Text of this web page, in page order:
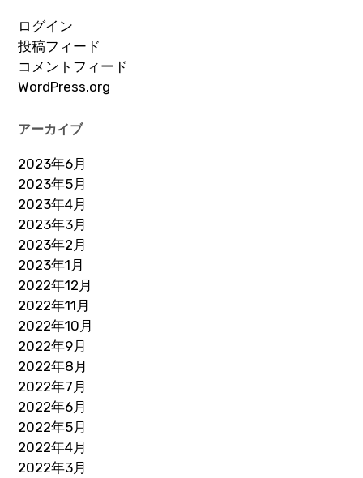
ログイン
投稿フィード
コメントフィード
WordPress.org
アーカイブ
2023年6月
2023年5月
2023年4月
2023年3月
2023年2月
2023年1月
2022年12月
2022年11月
2022年10月
2022年9月
2022年8月
2022年7月
2022年6月
2022年5月
2022年4月
2022年3月